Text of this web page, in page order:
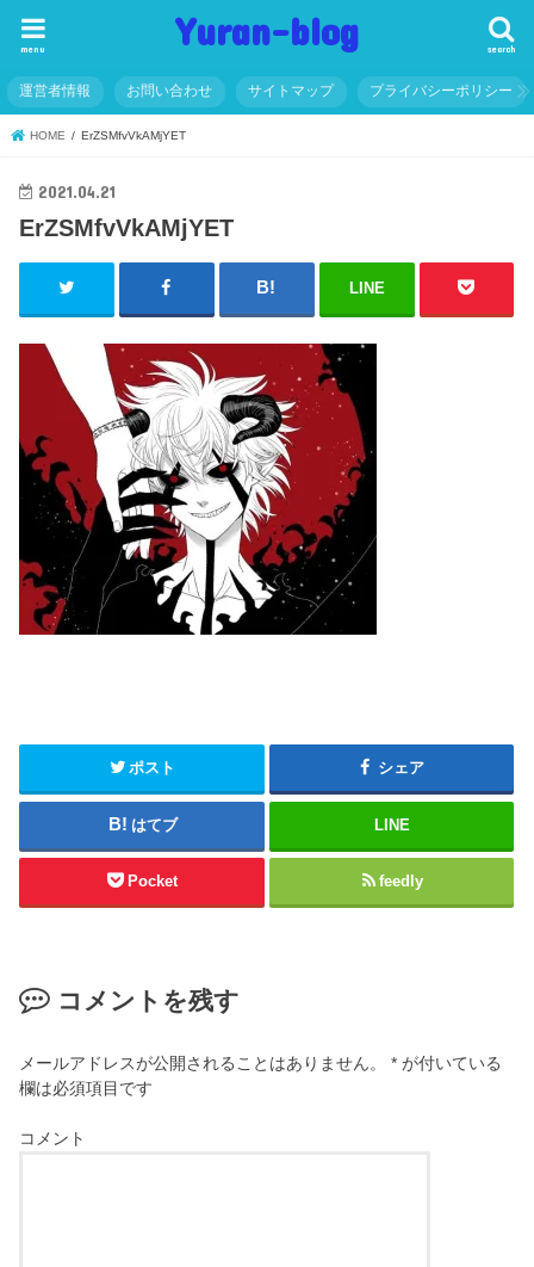
Yuran-blog search
menu
運営者情報 お問い合わせ サイトマップ プライバシーポリシー
HOME ErZSMfvVkAMjYET
2021.04.21
ErZSMfvVkAMjYET
LINE
ポスト シェア
はてブ LINE
Pocket feedly
コメントを残す
メールアドレスが公開されることはありません。 * が付いている
欄は必須項目です
コメント